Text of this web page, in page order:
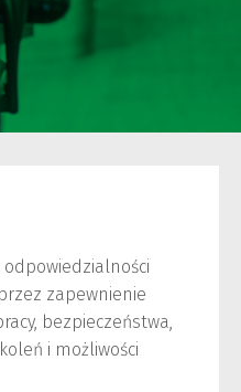
zapewnienie
bezpieczeństwa,
i możliwości